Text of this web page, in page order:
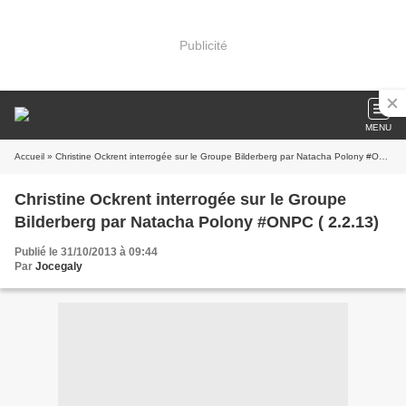
Publicité
MENU
Accueil » Christine Ockrent interrogée sur le Groupe Bilderberg par Natacha Polony #ONPC ( 2.2.13)
Christine Ockrent interrogée sur le Groupe
Bilderberg par Natacha Polony #ONPC ( 2.2.13)
Publié le 31/10/2013 à 09:44
Par Jocegaly